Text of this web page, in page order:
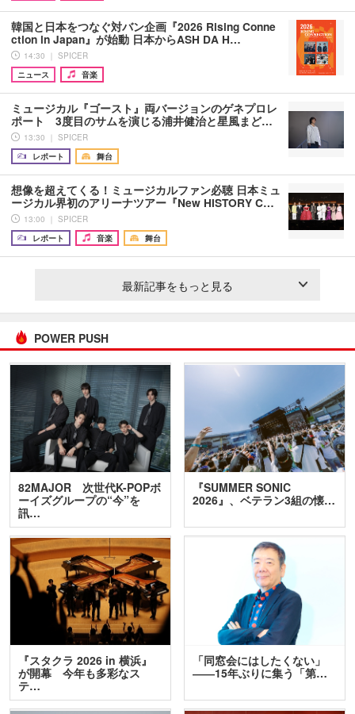
韓国と日本をつなぐ対バン企画『2026 Rising Conne
ction in Japan』が始動 日本からASH DA H…
14:30 ｜ SPICER
ニュース
音楽
ミュージカル『ゴースト』両バージョンのゲネプロレ
ポート 3度目のサムを演じる浦井健治と星風まど…
13:30 ｜ SPICER
レポート
舞台
想像を超えてくる！ミュージカルファン必聴 日本ミュ
ージカル界初のアリーナツアー『New HISTORY C…
13:00 ｜ SPICER
レポート
音楽 舞台
最新記事をもっと見る
POWER PUSH
82MAJOR 次世代K-POPボ
ーイズグループの“今”を
訊…
『SUMMER SONIC
2026』、ベテラン3組の懐…
『スタクラ 2026 in 横浜』
が開幕 今年も多彩なス
テ…
「同窓会にはしたくない」
――15年ぶりに集う「第…